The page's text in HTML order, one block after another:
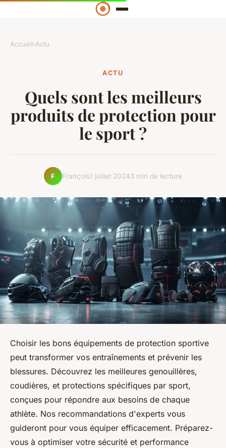
Accueil›Actu
ACTU
Quels sont les meilleurs
produits de protection pour
le sport ?
F François1 juillet 20243 min de lecture
Choisir les bons équipements de protection sportive
peut transformer vos entraînements et prévenir les
blessures. Découvrez les meilleures genouillères,
coudières, et protections spécifiques par sport,
conçues pour répondre aux besoins de chaque
athlète. Nos recommandations d'experts vous
guideront pour vous équiper efficacement. Préparez-
vous à optimiser votre sécurité et performance